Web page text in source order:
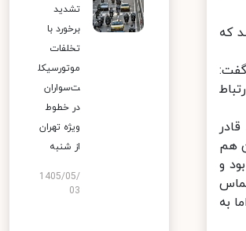
که
هم
و
به
تشدید
برخورد با
تخلفات
موتورسیکل
ت‌سواران
در خطوط
ویژه تهران
از شنبه
1405/05/
03